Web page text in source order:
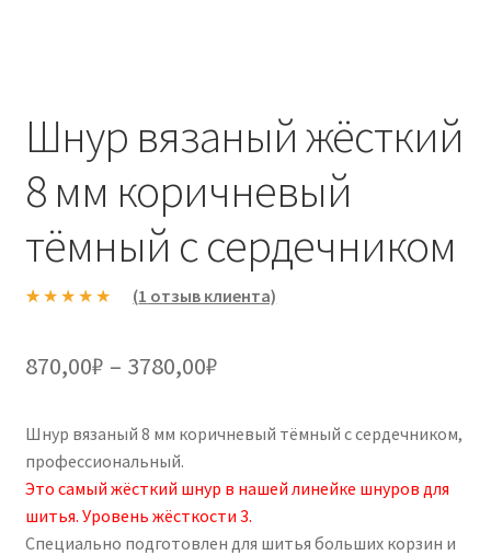
Шнур вязаный жёсткий
8 мм коричневый
тёмный с сердечником
основе
пользовател
я
(1 отзыв клиента)
870,00₽ – 3780,00₽Диапазон
870,00₽
–
3780,00₽
Шнур вязаный 8 мм коричневый тёмный с сердечником,
профессиональный.
Это самый жёсткий шнур в нашей линейке шнуров для
шитья. Уровень жёсткости 3.
Специально подготовлен для шитья больших корзин и